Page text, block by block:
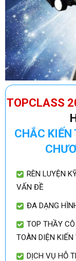
TOPCLASS
CHẮC
RÈN LUYỆN
VẤN ĐỀ
ĐA DẠNG
TOP THẦY
TOÀN DIỆN
DỊCH VỤ HỖ